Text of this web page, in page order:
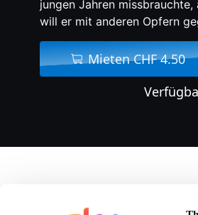
jungen Jahren
will er mit anderen Opfern
Mieten CHF 4.50